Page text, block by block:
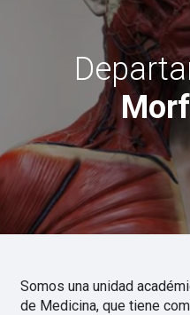
Somos una unidad
de Medicina, que tiene